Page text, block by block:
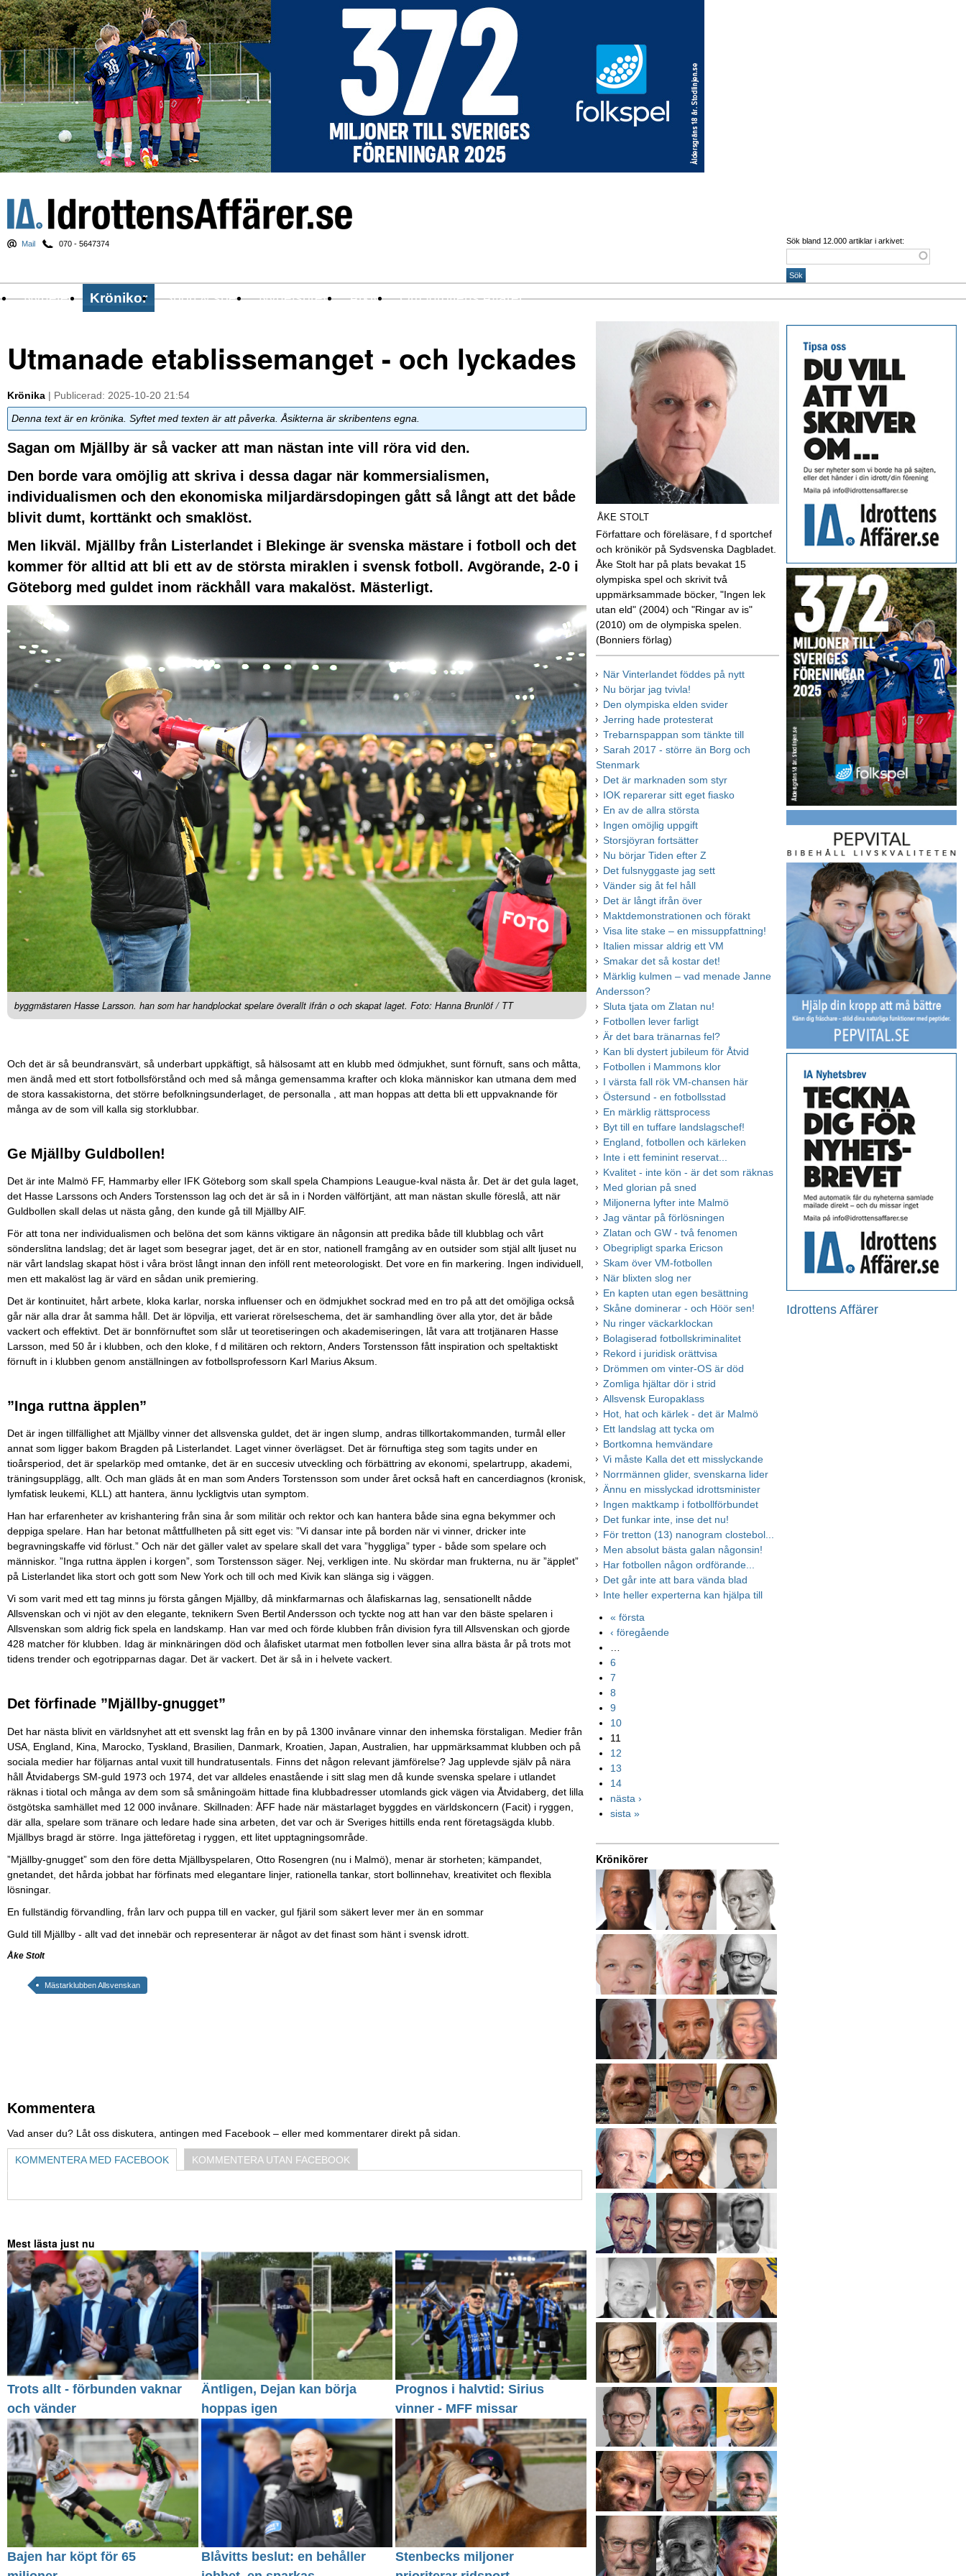
Mail 070 - 5647374 Sök bland 12.000 artiklar i arkivet:
Nyheter Krönikor Sport & spel Nyhetsbrev Arkiv Om Idrottens Affärer
Utmanade etablissemanget - och lyckades
Krönika | Publicerad: 2025-10-20 21:54
Denna text är en krönika. Syftet med texten är att påverka. Åsikterna är skribentens egna.
Sagan om Mjällby är så vacker att man nästan inte vill röra vid den.
Den borde vara omöjlig att skriva i dessa dagar när kommersialismen,
individualismen och den ekonomiska miljardärsdopingen gått så långt att det både
blivit dumt, korttänkt och smaklöst.
Men likväl. Mjällby från Listerlandet i Blekinge är svenska mästare i fotboll och det
kommer för alltid att bli ett av de största miraklen i svensk fotboll. Avgörande, 2-0 i
Göteborg med guldet inom räckhåll vara makalöst. Mästerligt.
byggmästaren Hasse Larsson. han som har handplockat spelare överallt ifrån o och skapat laget. Foto: Hanna Brunlöf / TT
Och det är så beundransvärt, så underbart uppkäftigt, så hälsosamt att en klubb med ödmjukhet, sunt förnuft, sans och måtta,
men ändå med ett stort fotbollsförstånd och med så många gemensamma krafter och kloka människor kan utmana dem med
de stora kassakistorna, det större befolkningsunderlaget, de personalla , att man hoppas att detta bli ett uppvaknande för
många av de som vill kalla sig storklubbar.
Ge Mjällby Guldbollen!
Det är inte Malmö FF, Hammarby eller IFK Göteborg som skall spela Champions Leaugue-kval nästa år. Det är det gula laget,
det Hasse Larssons och Anders Torstensson lag och det är så in i Norden välförtjänt, att man nästan skulle föreslå, att när
Guldbollen skall delas ut nästa gång, den kunde gå till Mjällby AIF.
För att tona ner individualismen och belöna det som känns viktigare än någonsin att predika både till klubblag och vårt
sönderslitna landslag; det är laget som besegrar jaget, det är en stor, nationell framgång av en outsider som stjäl allt ljuset nu
när vårt landslag skapat höst i våra bröst långt innan den inföll rent meteorologiskt. Det vore en fin markering. Ingen individuell,
men ett makalöst lag är värd en sådan unik premiering.
Det är kontinuitet, hårt arbete, kloka karlar, norska influenser och en ödmjukhet sockrad med en tro på att det omöjliga också
går när alla drar åt samma håll. Det är löpvilja, ett varierat rörelseschema, det är samhandling över alla ytor, det är både
vackert och effektivt. Det är bonnförnuftet som slår ut teoretiseringen och akademiseringen, låt vara att trotjänaren Hasse
Larsson, med 50 år i klubben, och den kloke, f d militären och rektorn, Anders Torstensson fått inspiration och speltaktiskt
förnuft in i klubben genom anställningen av fotbollsprofessorn Karl Marius Aksum.
”Inga ruttna äpplen”
Det är ingen tillfällighet att Mjällby vinner det allsvenska guldet, det är ingen slump, andras tillkortakommanden, turmål eller
annat som ligger bakom Bragden på Listerlandet. Laget vinner överlägset. Det är förnuftiga steg som tagits under en
tioårsperiod, det är spelarköp med omtanke, det är en succesiv utveckling och förbättring av ekonomi, spelartrupp, akademi,
träningsupplägg, allt. Och man gläds åt en man som Anders Torstensson som under året också haft en cancerdiagnos (kronisk,
lymfatisk leukemi, KLL) att hantera, ännu lyckligtvis utan symptom.
Han har erfarenheter av krishantering från sina år som militär och rektor och kan hantera både sina egna bekymmer och
deppiga spelare. Han har betonat måttfullheten på sitt eget vis: ”Vi dansar inte på borden när vi vinner, dricker inte
begravningskaffe vid förlust.” Och när det gäller valet av spelare skall det vara ”hyggliga” typer - både som spelare och
människor. ”Inga ruttna äpplen i korgen”, som Torstensson säger. Nej, verkligen inte. Nu skördar man frukterna, nu är ”äpplet”
på Listerlandet lika stort och gott som New York och till och med Kivik kan slänga sig i väggen.
Vi som varit med ett tag minns ju första gången Mjällby, då minkfarmarnas och ålafiskarnas lag, sensationellt nådde
Allsvenskan och vi njöt av den elegante, teknikern Sven Bertil Andersson och tyckte nog att han var den bäste spelaren i
Allsvenskan som aldrig fick spela en landskamp. Han var med och förde klubben från division fyra till Allsvenskan och gjorde
428 matcher för klubben. Idag är minknäringen död och ålafisket utarmat men fotbollen lever sina allra bästa år på trots mot
tidens trender och egotripparnas dagar. Det är vackert. Det är så in i helvete vackert.
Det förfinade ”Mjällby-gnugget”
Det har nästa blivit en världsnyhet att ett svenskt lag från en by på 1300 invånare vinnar den inhemska förstaligan. Medier från
USA, England, Kina, Marocko, Tyskland, Brasilien, Danmark, Kroatien, Japan, Australien, har uppmärksammat klubben och på
sociala medier har följarnas antal vuxit till hundratusentals. Finns det någon relevant jämförelse? Jag upplevde själv på nära
håll Åtvidabergs SM-guld 1973 och 1974, det var alldeles enastående i sitt slag men då kunde svenska spelare i utlandet
räknas i tiotal och många av dem som så småningoäm hittade fina klubbadresser utomlands gick vägen via Åtvidaberg, det lilla
östgötska samhället med 12 000 invånare. Skillnaden: ÅFF hade när mästarlaget byggdes en världskoncern (Facit) i ryggen,
där alla, spelare som tränare och ledare hade sina arbeten, det var och är Sveriges hittills enda rent företagsägda klubb.
Mjällbys bragd är större. Inga jätteföretag i ryggen, ett litet upptagningsområde.
”Mjällby-gnugget” som den före detta Mjällbyspelaren, Otto Rosengren (nu i Malmö), menar är storheten; kämpandet,
gnetandet, det hårda jobbat har förfinats med elegantare linjer, rationella tankar, stort bollinnehav, kreativitet och flexibla
lösningar.
En fullständig förvandling, från larv och puppa till en vacker, gul fjäril som säkert lever mer än en sommar
Guld till Mjällby - allt vad det innebär och representerar är något av det finast som hänt i svensk idrott.
Åke Stolt
Mästarklubben Allsvenskan
Kommentera
Vad anser du? Låt oss diskutera, antingen med Facebook – eller med kommentarer direkt på sidan.
KOMMENTERA MED FACEBOOK KOMMENTERA UTAN FACEBOOK
Mest lästa just nu
Trots allt - förbunden vaknar
och vänder
Äntligen, Dejan kan börja
hoppas igen
Prognos i halvtid: Sirius
vinner - MFF missar
Bajen har köpt för 65
Blåvitts beslut: en behåller
Stenbecks miljoner
Idrottens Affärer
ÅKE STOLT
Författare och föreläsare, f d sportchef
och krönikör på Sydsvenska Dagbladet.
Åke Stolt har på plats bevakat 15
olympiska spel och skrivit två
uppmärksammade böcker, "Ingen lek
utan eld" (2004) och "Ringar av is"
(2010) om de olympiska spelen.
(Bonniers förlag)
När Vinterlandet föddes på nytt
Nu börjar jag tvivla!
Den olympiska elden svider
Jerring hade protesterat
Trebarnspappan som tänkte till
Sarah 2017 - större än Borg och
Stenmark
Det är marknaden som styr
IOK reparerar sitt eget fiasko
En av de allra största
Ingen omöjlig uppgift
Storsjöyran fortsätter
Nu börjar Tiden efter Z
Det fulsnyggaste jag sett
Vänder sig åt fel håll
Det är långt ifrån över
Maktdemonstrationen och förakt
Visa lite stake – en missuppfattning!
Italien missar aldrig ett VM
Smakar det så kostar det!
Märklig kulmen – vad menade Janne
Andersson?
Sluta tjata om Zlatan nu!
Fotbollen lever farligt
Är det bara tränarnas fel?
Kan bli dystert jubileum för Åtvid
Fotbollen i Mammons klor
I värsta fall rök VM-chansen här
Östersund - en fotbollsstad
En märklig rättsprocess
Byt till en tuffare landslagschef!
England, fotbollen och kärleken
Inte i ett feminint reservat...
Kvalitet - inte kön - är det som räknas
Med glorian på sned
Miljonerna lyfter inte Malmö
Jag väntar på förlösningen
Zlatan och GW - två fenomen
Obegripligt sparka Ericson
Skam över VM-fotbollen
När blixten slog ner
En kapten utan egen besättning
Skåne dominerar - och Höör sen!
Nu ringer väckarklockan
Bolagiserad fotbollskriminalitet
Rekord i juridisk orättvisa
Drömmen om vinter-OS är död
Zomliga hjältar dör i strid
Allsvensk Europaklass
Hot, hat och kärlek - det är Malmö
Ett landslag att tycka om
Bortkomna hemvändare
Vi måste Kalla det ett misslyckande
Norrmännen glider, svenskarna lider
Ännu en misslyckad idrottsminister
Ingen maktkamp i fotbollförbundet
Det funkar inte, inse det nu!
För tretton (13) nanogram clostebol...
Men absolut bästa galan någonsin!
Har fotbollen någon ordförande...
Det går inte att bara vända blad
Inte heller experterna kan hjälpa till
« första
‹ föregående
…
6
7
8
9
10
11
12
13
14
nästa ›
sista »
Krönikörer